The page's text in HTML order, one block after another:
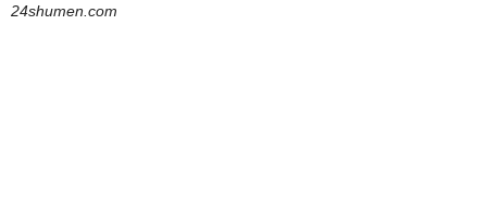
24shumen.com